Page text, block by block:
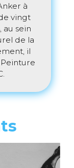
à
vingt
au sein
de la
il
Peinture